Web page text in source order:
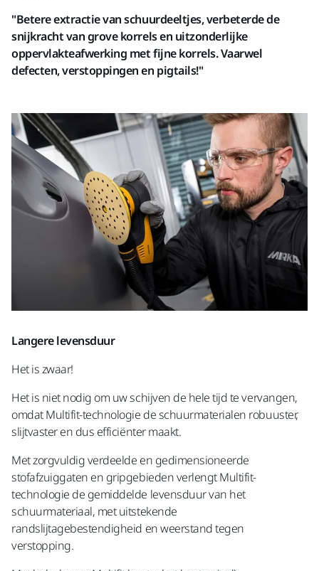
"Betere extractie van schuurdeeltjes, verbeterde de
snijkracht van grove korrels en uitzonderlijke
oppervlakteafwerking met fijne korrels. Vaarwel
defecten, verstoppingen en pigtails!"
Langere levensduur
Het is zwaar!
Het is niet nodig om uw schijven de hele tijd te vervangen,
omdat Multifit-technologie de schuurmaterialen robuuster,
slijtvaster en dus efficiënter maakt.
Met zorgvuldig verdeelde en gedimensioneerde
stofafzuiggaten en gripgebieden verlengt Multifit-
technologie de gemiddelde levensduur van het
schuurmateriaal, met uitstekende
randslijtagebestendigheid en weerstand tegen
verstopping.